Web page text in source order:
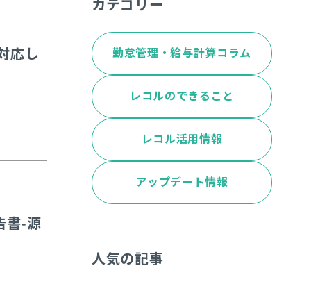
応し
書-源
カテゴリー
勤怠管理・給与計算コラム
レコルのできること
レコル活用情報
アップデート情報
人気の記事